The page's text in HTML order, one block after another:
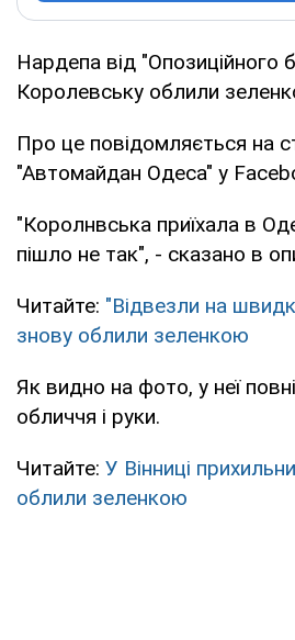
Нардепа від "Опозиційного
Королевську облили
Про це повідомляється на
"Автомайдан Одеса" у
"Королнвська приїхала в
пішло не так", - сказано в
Читайте: "Відвезли на
знову облили зеленкою
Як видно на фото, у неї
обличчя і руки.
Читайте: У Вінниці
облили зеленкою